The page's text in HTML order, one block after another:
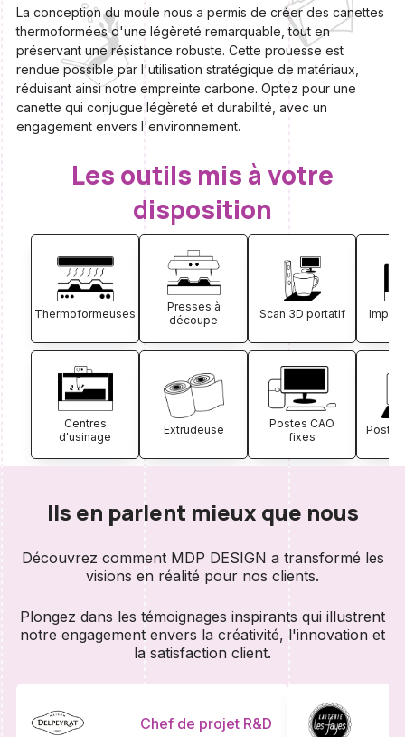
La conception du moule nous a permis de créer des canettes
thermoformées d'une légèreté remarquable, tout en
préservant une résistance robuste. Cette prouesse est
rendue possible par l'utilisation stratégique de matériaux,
réduisant ainsi notre empreinte carbone. Optez pour une
canette qui conjugue légèreté et durabilité, avec un
engagement envers l'environnement.
Les outils mis à votre
disposition
Thermoformeuses
Presses à
découpe
Scan 3D portatif
Centres
d'usinage
Extrudeuse
Postes CAO
fixes
Ils en parlent mieux que nous
Découvrez comment MDP DESIGN a transformé les
visions en réalité pour nos clients.
Plongez dans les témoignages inspirants qui illustrent
notre engagement envers la créativité, l'innovation et
la satisfaction client.
Chef de projet R&D